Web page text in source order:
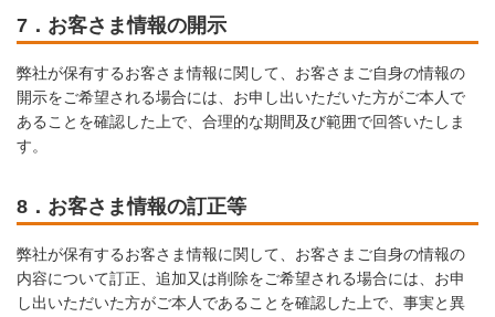
7．お客さま情報の開示
弊社が保有するお客さま情報に関して、お客さまご自身の情報の
開示をご希望される場合には、お申し出いただいた方がご本人で
あることを確認した上で、合理的な期間及び範囲で回答いたしま
す。
8．お客さま情報の訂正等
弊社が保有するお客さま情報に関して、お客さまご自身の情報の
内容について訂正、追加又は削除をご希望される場合には、お申
し出いただいた方がご本人であることを確認した上で、事実と異